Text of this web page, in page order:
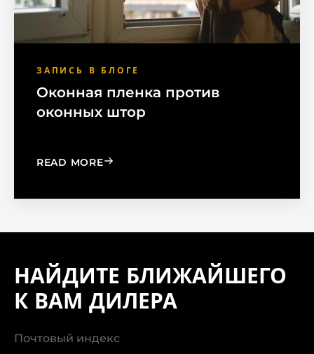
ЗАПИСЬ В БЛОГЕ
Оконная пленка против
оконных штор
READ MORE: WINDOW FILM VS. WINDOW
НАЙДИТЕ БЛИЖАЙШЕГО
К ВАМ ДИЛЕРА